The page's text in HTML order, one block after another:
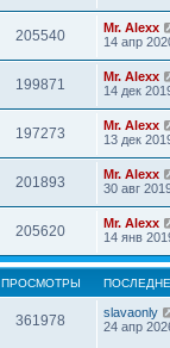
205540
Mr. Alexx
14 апр
199871
Mr. Alexx
14 дек
197273
Mr. Alexx
13 дек
201893
Mr. Alexx
30 авг
205620
Mr. Alexx
14 янв
ПРОСМОТРЫ
361978
slavaonly
24 апр